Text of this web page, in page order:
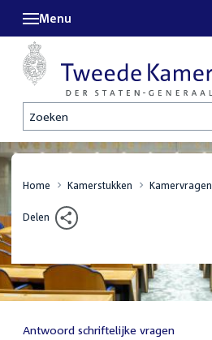
Zoeken
Menu
Home Kamerstukken Kamervragen
Delen
Antwoord schriftelijke vragen